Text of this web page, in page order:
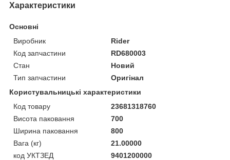
Характеристики
Основні
Виробник
Rider
Код запчастини
RD680003
Стан
Новий
Тип запчастини
Оригінал
Користувальницькі характеристики
Код товару
23681318760
Висота паковання
700
Ширина паковання
800
Вага (кг)
21.00000
код УКТЗЕД
9401200000